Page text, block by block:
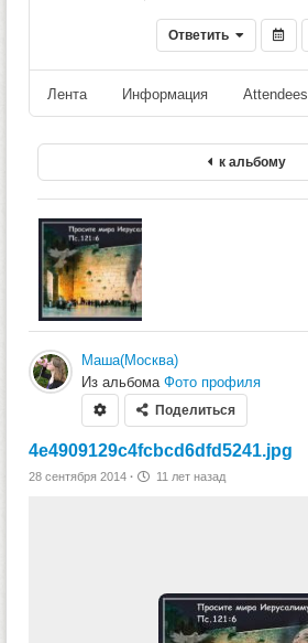
Ответить
Лента Информация Attendees
к альбому
Маша(Москва)
Из альбома Фото профиля
Поделиться
4e4909129c4fcbcd6dfd5241.jpg
28 сентября 2014 · 11 лет назад